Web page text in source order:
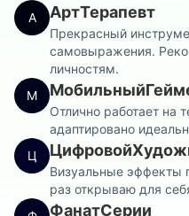
А
АртТерапевт
Прекрасный
самовыражения.
личностям.
М
Отлично работает на
адаптировано
Ц
Визуальные эффекты
раз открываю для
ФанатСерии